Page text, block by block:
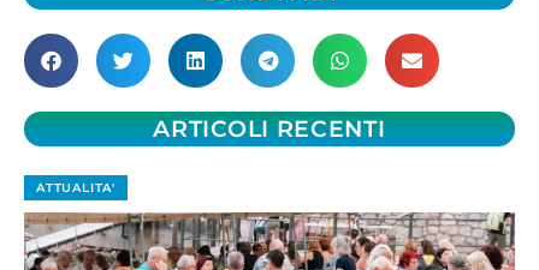
ARTICOLI RECENTI
ATTUALITA'